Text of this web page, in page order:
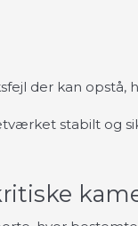
der kan opstå,
stabilt og